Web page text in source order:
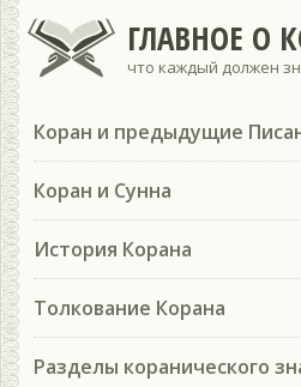
ГЛАВНОЕ О
что каждый должен
Коран и предыдущие
Коран и Сунна
История Корана
Толкование Корана
Разделы коранического